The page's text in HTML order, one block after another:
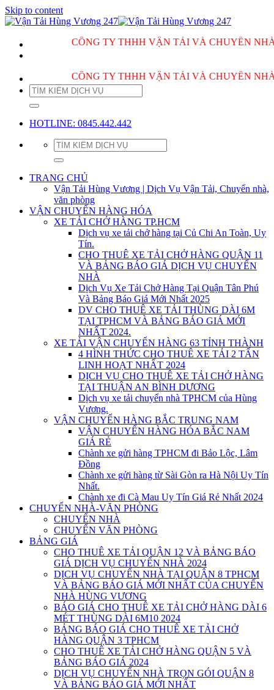
Skip to content
CÔNG TY THHH VẬN TẢI VÀ CHUYỂN NHÀ
CÔNG TY THHH VẬN TẢI VÀ CHUYỂN NHÀ
HOTLINE: 0845.442.442
TRANG CHỦ
Vận Tải Hùng Vương | Dịch Vụ Vận Tải, Chuyển nhà,
văn phòng
VẬN CHUYỂN HÀNG HÓA
XE TẢI CHỞ HÀNG TP.HCM
Dịch vụ xe tải chở hàng tại Củ Chi An Toàn, Uy
Tín.
CHO THUÊ XE TẢI CHỞ HÀNG QUẬN 11
VÀ BẢNG BÁO GIÁ DỊCH VỤ CHUYỂN
NHÀ
Dịch Vụ Xe Tải Chở Hàng Tại Quận Tân Phú
Và Bảng Báo Giá Mới Nhất 2025
DV CHO THUÊ XE TẢI THÙNG DÀI 6M
TẠI TPHCM VÀ BẢNG BÁO GIÁ MỚI
NHẤT 2024.
XE TẢI VẬN CHUYỂN HÀNG 63 TỈNH THÀNH
4 HÌNH THỨC CHO THUÊ XE TẢI 2 TẤN
LINH HOẠT NHẤT 2024
DỊCH VỤ CHO THUÊ XE TẢI CHỞ HÀNG
TẠI THUẬN AN BÌNH DƯƠNG
Dịch vụ xe tải chuyển nhà TPHCM của Hùng
Vương.
VẬN CHUYỂN HÀNG BẮC TRUNG NAM
VẬN CHUYỂN HÀNG HÓA BẮC NAM
GIÁ RẺ
Chành xe gửi hàng TPHCM đi Bảo Lộc, Lâm
Đồng
Chành xe gửi hàng từ Sài Gòn ra Hà Nội Uy Tín
Nhất.
Chành xe đi Cà Mau Uy Tín Giá Rẻ Nhất 2024
CHUYỂN NHÀ-VĂN PHÒNG
CHUYỂN NHÀ
CHUYỂN VĂN PHÒNG
BẢNG GIÁ
CHO THUÊ XE TẢI QUẬN 12 VÀ BẢNG BÁO
GIÁ DỊCH VỤ CHUYỂN NHÀ 2024
DỊCH VỤ CHUYỂN NHÀ TẠI QUẬN 8 TPHCM
VÀ BẢNG BÁO GIÁ MỚI NHẤT CỦA CHUYỂN
NHÀ HÙNG VƯƠNG
BÁO GIÁ CHO THUÊ XE TẢI CHỞ HÀNG DÀI 6
MÉT THÙNG DÀI 6M10 2024
BẢNG BÁO GIÁ CHO THUÊ XE TẢI CHỞ
HÀNG QUẬN 3 TPHCM
CHO THUÊ XE TẢI CHỞ HÀNG QUẬN 5 VÀ
BẢNG BÁO GIÁ 2024
DỊCH VỤ CHUYỂN NHÀ TRỌN GÓI QUẬN 8
VÀ BẢNG BÁO GIÁ MỚI NHẤT